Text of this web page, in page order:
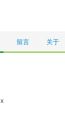
留言 关于
x